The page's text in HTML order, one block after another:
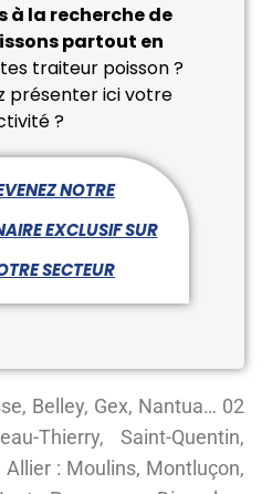
à la recherche de
partout en
traiteur poisson ?
présenter ici votre
?
NOTRE
EXCLUSIF SUR
SECTEUR
Belley, Gex, Nantua… 02
Thierry, Saint-Quentin,
: Moulins, Montluçon,